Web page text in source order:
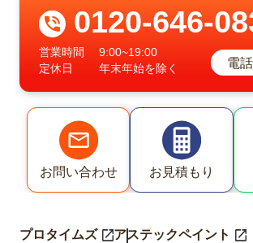
0120-646-
営業時間
9:00~19:00
定休日
年末年始を除く 電
お問い合わせ お見積もり
プロタイムズ
アステックペイント